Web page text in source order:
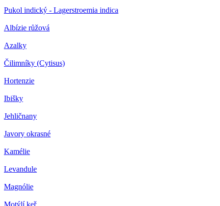
Pukol indický - Lagerstroemia indica
Albízie růžová
Azalky
Čilimníky (Cytisus)
Hortenzie
Ibišky
Jehličnany
Javory okrasné
Kamélie
Levandule
Magnólie
Motýlí keř